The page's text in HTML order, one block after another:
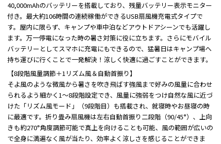
40,000mAhのバッテリーを搭載しており、残量バッテリー表示モニター
付き。最大約106時間の連続稼働ができるUSB扇風機充電式タイプで
す。屋内に限らず、キャンプや車中泊などアウトドアシーンでも活躍し
ます。万一停電になった時の暑さ対策に役に立ちます。さらにモバイル
バッテリーとしてスマホに充電にもできるので、猛暑日はキャンプ場へ
持ち運びに行くことで一発解決！涼しく快適に過ごすことができます。
【8段階風量調節＋1リズム風＆自動首振り】
そよ風のような微風から暑さを吹き飛ばす強風まで好みの風量に合わせ
られるよう細かく1～8段階設定でき、風量に強弱をつけ自然な風に近づ
けた「リズム風モード」（9段階目）も搭載され、就寝時やお昼寝の時
に最適です。折り畳み扇風機は左右自動首振り二段階（90/45°）、上向
きも約270°角度調節可能で真上を向けることも可能、風の範囲が広いの
で全身に満遍なく風が当たり、効率よく涼しさを感じることができま